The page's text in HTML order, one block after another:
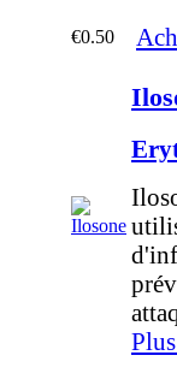
€0.50